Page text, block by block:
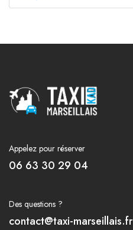
Appelez pour réserver
06 63 30 29 04
Des questions ?
contact@taxi-marseillais.fr